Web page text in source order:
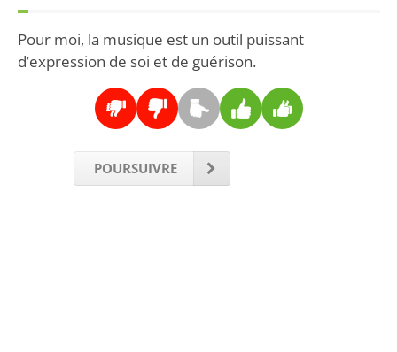
Pour moi, la musique est un outil puissant
d’expression de soi et de guérison.
POURSUIVRE